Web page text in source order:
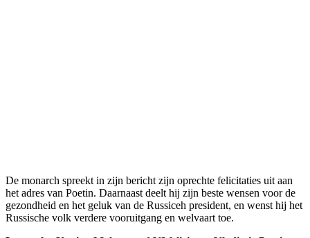
De monarch spreekt in zijn bericht zijn oprechte felicitaties uit aan
het adres van Poetin. Daarnaast deelt hij zijn beste wensen voor de
gezondheid en het geluk van de Russiceh president, en wenst hij het
Russische volk verdere vooruitgang en welvaart toe.